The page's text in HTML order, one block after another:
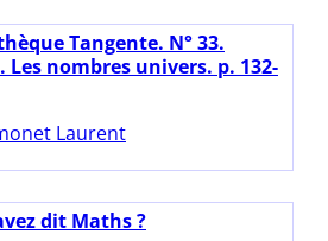
Tangente. N° 33.
Les nombres univers. p. 132-
Laurent
dit Maths ?